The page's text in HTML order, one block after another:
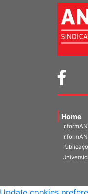
Home
Update cookies